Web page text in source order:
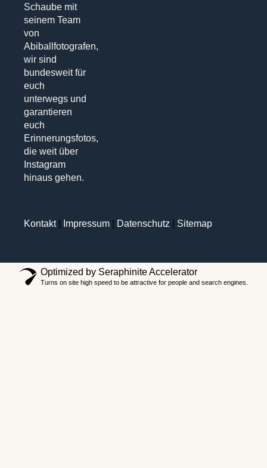
Schaube mit
seinem Team
von
Abiballfotografen,
wir sind
bundesweit für
euch
unterwegs und
garantieren
euch
Erinnerungsfotos,
die weit über
Instagram
hinaus gehen.
Kontakt| Impressum Datenschutz Sitemap
Optimized by Seraphinite Accelerator
Turns on site high speed to be attractive for people and search engines.